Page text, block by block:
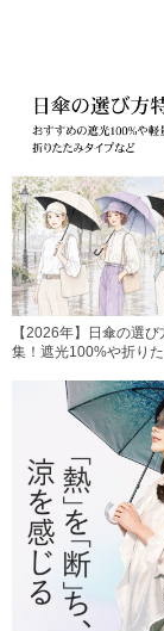
【2026年】日傘の選
集！遮光100%や折り